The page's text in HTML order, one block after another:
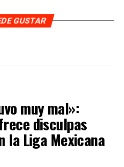
GUSTAR
muy mal»:
disculpas
la Liga Mexicana